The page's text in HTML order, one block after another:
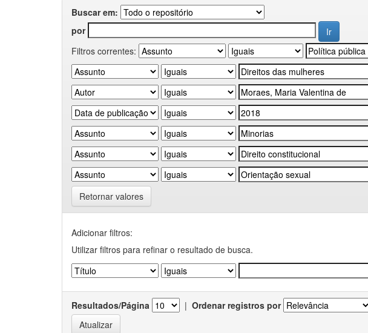
Buscar em:
por
Filtros correntes:
Retornar valores
Adicionar filtros:
Utilizar filtros para refinar o resultado de busca.
Resultados/Página | Ordenar registros por